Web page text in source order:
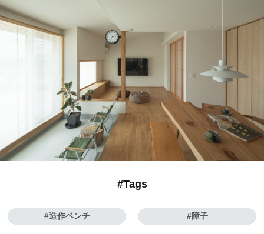
#Tags
造作ベンチ 障子